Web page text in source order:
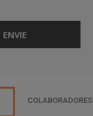
COLABORADORES